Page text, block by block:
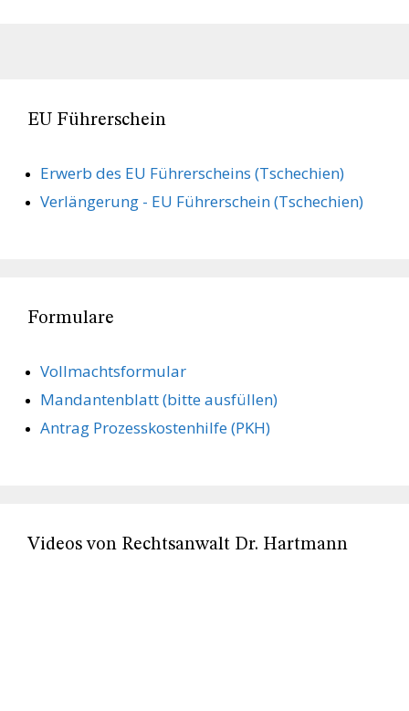
EU Führerschein
Erwerb des EU Führerscheins (Tschechien)
Verlängerung - EU Führerschein (Tschechien)
Formulare
Vollmachts­formular
Mandanten­blatt (bitte ausfüllen)
Antrag Prozesskostenhilfe (PKH)
Videos von Rechtsanwalt Dr. Hartmann